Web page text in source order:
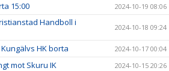
15:00 2024-10-19 08:06
Handboll i
2024-10-18 09:24
HK borta 2024-10-17 00:04
mot Skuru IK 2024-10-15 20:26